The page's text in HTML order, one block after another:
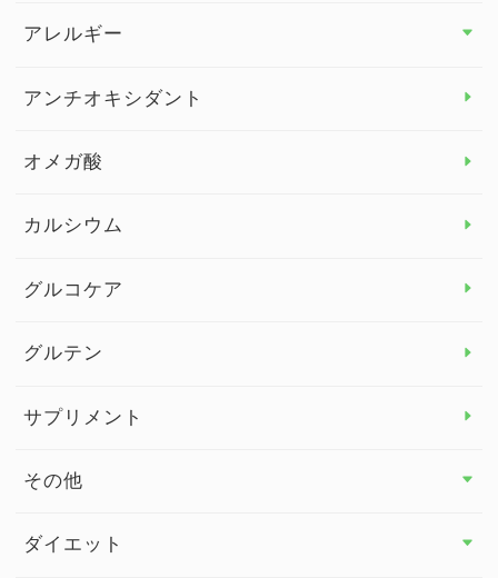
アレルギー
アレルギー トップ
アンチオキシダント
オメガ酸
カルシウム
グルコケア
グルテン
サプリメント
その他
その他 トップ
ダイエット